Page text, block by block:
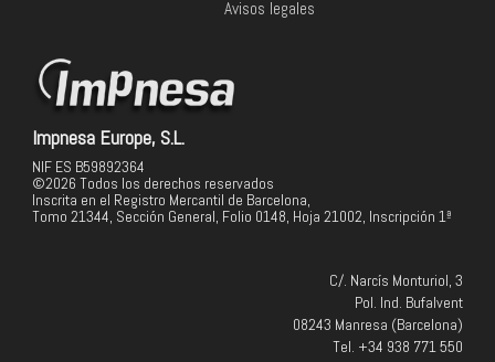
Avisos legales
Impnesa Europe, S.L.
NIF ES B59892364
©2026 Todos los derechos reservados
Inscrita en el Registro Mercantil de Barcelona,
Tomo 21344, Sección General, Folio 0148, Hoja 21002, Inscripción 1ª
C/. Narcís Monturiol, 3
Pol. Ind. Bufalvent
08243 Manresa (Barcelona)
Tel. +34 938 771 550